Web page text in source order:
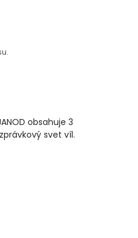
obsahuje 3
svet víl.